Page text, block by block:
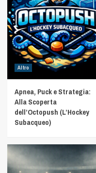
Altro
Apnea, Puck e Strategia:
Alla Scoperta
dell’Octopush (L’Hockey
Subacqueo)